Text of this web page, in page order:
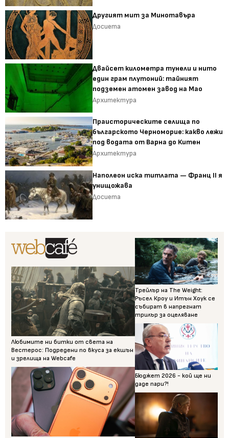
Другият мит за Минотавъра
Досиета
Двайсет километра тунели и нито
един грам плутоний: тайният
подземен атомен завод на Мао
Архитектура
Праисторическите селища по
българското Черноморие: какво лежи
под водата от Варна до Китен
Архитектура
Наполеон иска титлата — Франц II я
унищожава
Досиета
Любимите ни битки от света на
Вестерос: Подредени по вкуса за екшън
и зрелища на Webcafe
Трейлър на The Weight:
Ръсел Кроу и Итън Хоук се
събират в напрегнат
трилър за оцеляване
Бюджет 2026 - кой ще ни
даде пари?!